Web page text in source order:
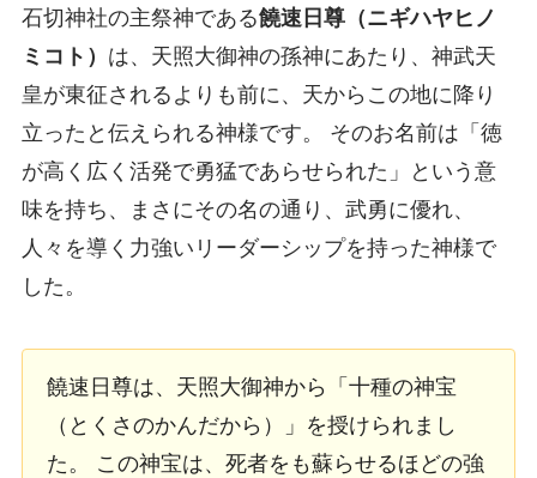
石切神社の主祭神である饒速日尊（ニギハヤヒノ
ミコト） は、天照大御神の孫神にあたり、神武天
皇が東征されるよりも前に、天からこの地に降り
立ったと伝えられる神様です。 そのお名前は「徳
が高く広く活発で勇猛であらせられた」という意
味を持ち、まさにその名の通り、武勇に優れ、
人々を導く力強いリーダーシップを持った神様で
した。
饒速日尊は、天照大御神から「十種の神宝
（とくさのかんだから）」を授けられまし
た。 この神宝は、死者をも蘇らせるほどの強